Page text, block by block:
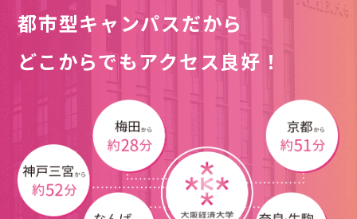
都市型キャンパスだから
どこからでもアクセス良好！